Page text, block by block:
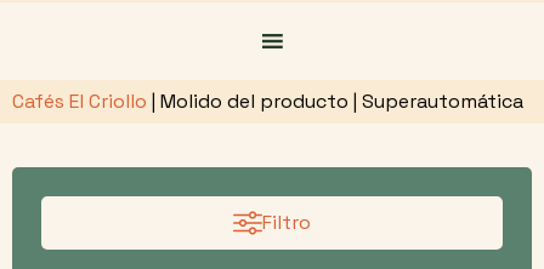
Cafés El Criollo | Molido del producto | Superautomática
Filtro